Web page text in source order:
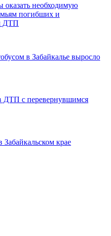
оказать необходимую
погибших и
ДТП
в Забайкалье выросло
ДТП с перевернувшимся
Забайкальском крае